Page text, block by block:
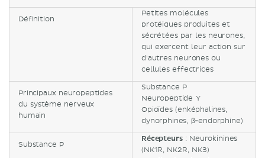
Définition
Petites molécules
protéiques produites et
sécrétées par les neurones,
qui exercent leur action sur
d'autres neurones ou
cellules effectrices
Principaux neuropeptides
du système nerveux
humain
Substance P
Neuropeptide Y
Opioïdes (enképhalines,
dynorphines, β-endorphine)
Substance P
Récepteurs : Neurokinines
(NK1R, NK2R, NK3)